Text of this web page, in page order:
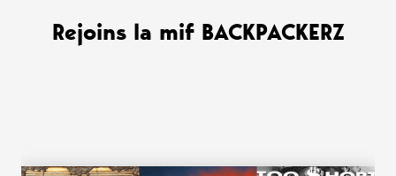
Rejoins la mif BACKPACKERZ